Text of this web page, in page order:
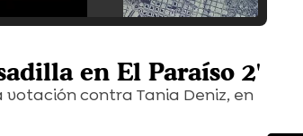
en El Paraíso 2'
votación contra Tania Deniz, en